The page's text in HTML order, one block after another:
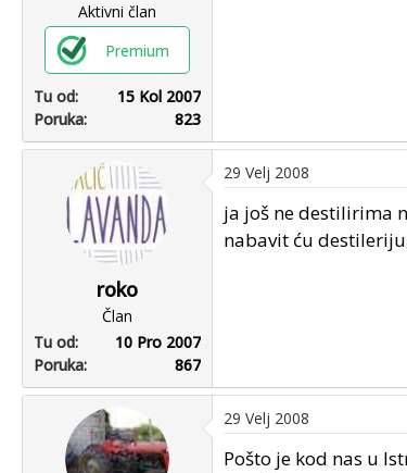
Aktivni član
Premium
Tu od
15 Kol 2007
Poruka
823
roko
Član
Tu od
10 Pro 2007
Poruka
867
29 Velj 2008
ja još ne destilirima
nabavit ću
29 Velj 2008
Pošto je kod nas u